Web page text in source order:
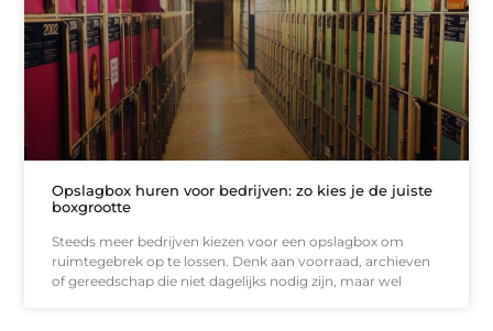
Opslagbox huren voor bedrijven: zo kies je de juiste
boxgrootte
Steeds meer bedrijven kiezen voor een opslagbox om
ruimtegebrek op te lossen. Denk aan voorraad, archieven
of gereedschap die niet dagelijks nodig zijn, maar wel